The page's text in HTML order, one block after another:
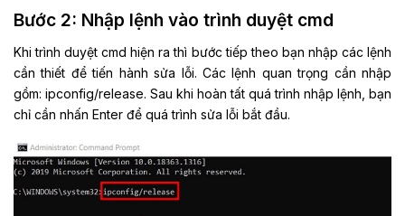
Bước 2: Nhập lệnh vào trình duyệt cmd
Khi trình duyệt cmd hiện ra thì bước tiếp theo bạn nhập các lệnh
cần thiết để tiến hành sửa lỗi. Các lệnh quan trọng cần nhập
gồm: ipconfig/release. Sau khi hoàn tất quá trình nhập lệnh, bạn
chỉ cần nhấn Enter để quá trình sửa lỗi bắt đầu.